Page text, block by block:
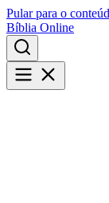
Pular para o
Bíblia Online